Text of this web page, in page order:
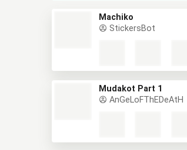
Machiko
StickersBot
Mudakot Part 1
AnGeLoFThEDeAtH